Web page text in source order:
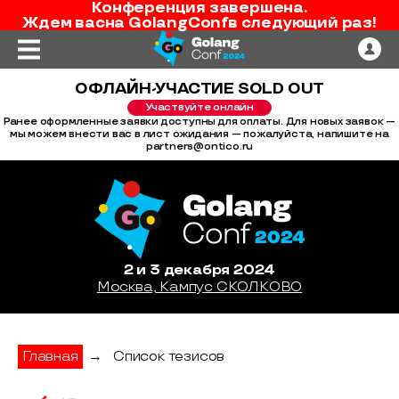
Конференция завершена.
Ждем васна GolangConfв следующий раз!
ОФЛАЙН-УЧАСТИЕ SOLD OUT
Участвуйте онлайн
Ранее оформленные заявки доступны для оплаты. Для новых заявок —
мы можем внести вас в лист ожидания — пожалуйста, напишите на
partners@ontico.ru
2 и 3 декабря 2024
Москва, Кампус СКОЛКОВО
Главная → Список тезисов